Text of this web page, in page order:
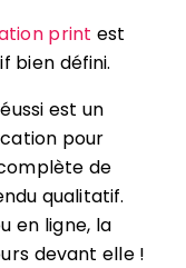
print est
bien défini.
est un
pour
de
qualitatif.
en ligne, la
devant elle !